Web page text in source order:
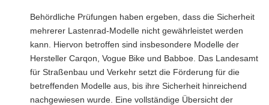
Behördliche Prüfungen haben ergeben, dass die Sicherheit
mehrerer Lastenrad-Modelle nicht gewährleistet werden
kann. Hiervon betroffen sind insbesondere Modelle der
Hersteller Carqon, Vogue Bike und Babboe. Das Landesamt
für Straßenbau und Verkehr setzt die Förderung für die
betreffenden Modelle aus, bis ihre Sicherheit hinreichend
nachgewiesen wurde. Eine vollständige Übersicht der